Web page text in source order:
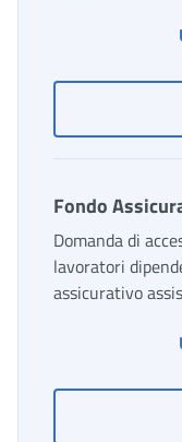
Fondo
Domanda di
lavoratori
assicurativo